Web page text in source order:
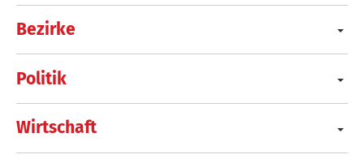
Bezirke
Politik
Wirtschaft